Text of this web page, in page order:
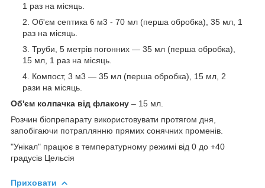
1 раз на місяць.
Об'єм септика 6 м3 - 70 мл (перша обробка), 35 мл, 1
раз на місяць.
Труби, 5 метрів погонних — 35 мл (перша обробка),
15 мл, 1 раз на місяць.
Компост, 3 м3 — 35 мл (перша обробка), 15 мл, 2
рази на місяць.
Об'єм колпачка від флакону – 15 мл.
Розчин біопрепарату використовувати протягом дня,
запобігаючи потраплянню прямих сонячних променів.
"Унікал" працює в температурному режимі від 0 до +40
градусів Цельсія
Приховати